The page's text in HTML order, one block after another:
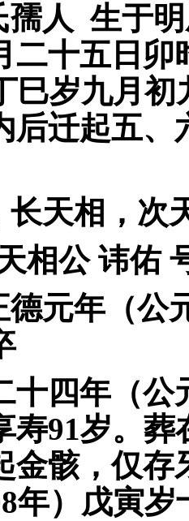
孺人 生于
二十五日
巳岁九月初
后迁起五
长天相，次
相公 讳佑
德元年（公
十四年（公
寿91岁。葬
金骸，仅存
年）戊寅岁